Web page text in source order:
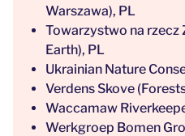
Warszawa), PL
Towarzystwo na rzecz
Earth), PL
Ukrainian Nature
Verdens Skove
Waccamaw
Werkgroep Bomen